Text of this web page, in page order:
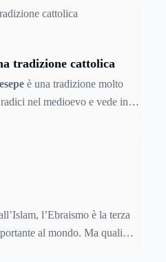
Se l’argomento vi
ricca di fascino e storia
tradizione cattolica
è una tradizione molto
nel medioevo e vede in
tempo si è diffusa in tutto il
la tradizione cattolica?
l’Ebraismo è la terza
al mondo. Ma quali